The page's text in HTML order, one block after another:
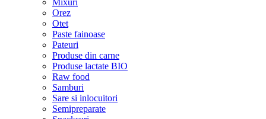
Orez
Otet
Paste fainoase
Pateuri
Produse din carne
Produse lactate BIO
Raw food
Samburi
Sare si inlocuitori
Semipreparate